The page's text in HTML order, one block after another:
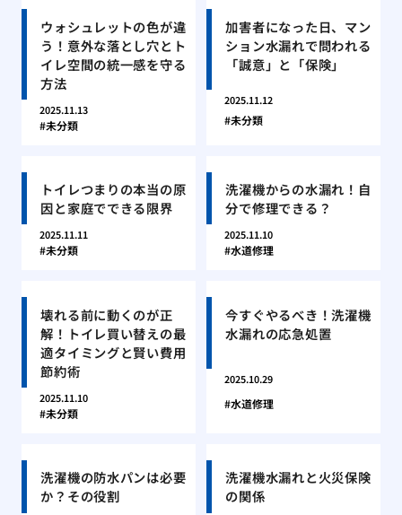
ウォシュレットの色が違
う！意外な落とし穴とト
イレ空間の統一感を守る
方法
2025.11.13
未分類
加害者になった日、マン
ション水漏れで問われる
「誠意」と「保険」
2025.11.12
未分類
トイレつまりの本当の原
因と家庭でできる限界
2025.11.11
未分類
洗濯機からの水漏れ！自
分で修理できる？
2025.11.10
水道修理
壊れる前に動くのが正
解！トイレ買い替えの最
適タイミングと賢い費用
節約術
2025.11.10
未分類
今すぐやるべき！洗濯機
水漏れの応急処置
2025.10.29
水道修理
洗濯機の防水パンは必要
か？その役割
洗濯機水漏れと火災保険
の関係